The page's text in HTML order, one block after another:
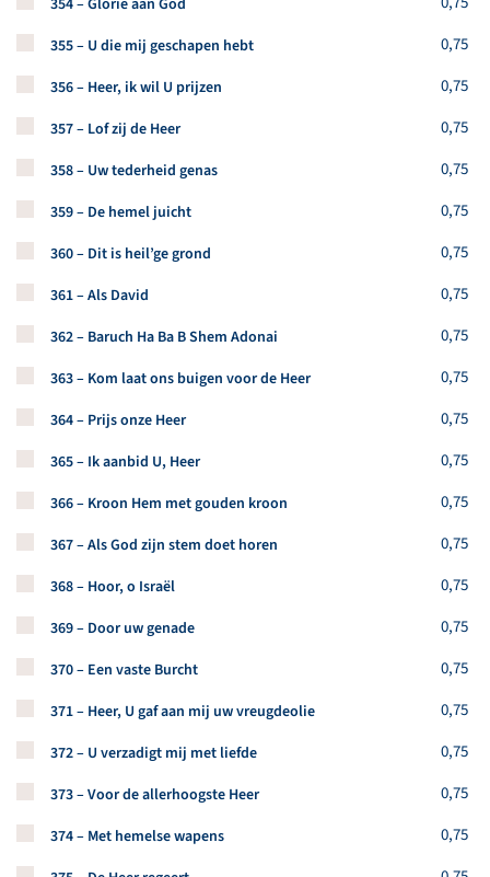
Koop een stuk van dit artikel
355 – U die mij geschapen hebt
0,75
Koop een stuk van dit artikel
356 – Heer, ik wil U prijzen
0,75
Koop een stuk van dit artikel
357 – Lof zij de Heer
0,75
Koop een stuk van dit artikel
358 – Uw tederheid genas
0,75
Koop een stuk van dit artikel
359 – De hemel juicht
0,75
Koop een stuk van dit artikel
360 – Dit is heil’ge grond
0,75
Koop een stuk van dit artikel
361 – Als David
0,75
Koop een stuk van dit artikel
362 – Baruch Ha Ba B Shem Adonai
0,75
Koop een stuk van dit artikel
363 – Kom laat ons buigen voor de Heer
0,75
Koop een stuk van dit artikel
364 – Prijs onze Heer
0,75
Koop een stuk van dit artikel
365 – Ik aanbid U, Heer
0,75
Koop een stuk van dit artikel
366 – Kroon Hem met gouden kroon
0,75
Koop een stuk van dit artikel
367 – Als God zijn stem doet horen
0,75
Koop een stuk van dit artikel
368 – Hoor, o Israël
0,75
Koop een stuk van dit artikel
369 – Door uw genade
0,75
Koop een stuk van dit artikel
370 – Een vaste Burcht
0,75
Koop een stuk van dit artikel
371 – Heer, U gaf aan mij uw vreugdeolie
0,75
Koop een stuk van dit artikel
372 – U verzadigt mij met liefde
0,75
Koop een stuk van dit artikel
373 – Voor de allerhoogste Heer
0,75
Koop een stuk van dit artikel
374 – Met hemelse wapens
0,75
Koop een stuk van dit artikel